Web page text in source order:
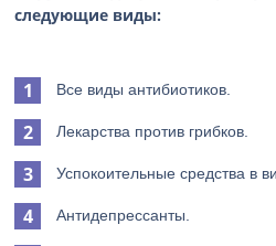
следующие виды:
Все виды антибиотиков.
Лекарства против грибков.
Успокоительные средства в
Антидепрессанты.